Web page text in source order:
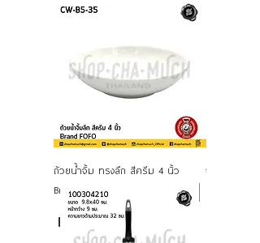
ถ้วยน้ำจิ้ม ทรงลึก สีครีม 4 นิ้ว
Brand FOFO
จานใบบัว ทร
Brand Seagull